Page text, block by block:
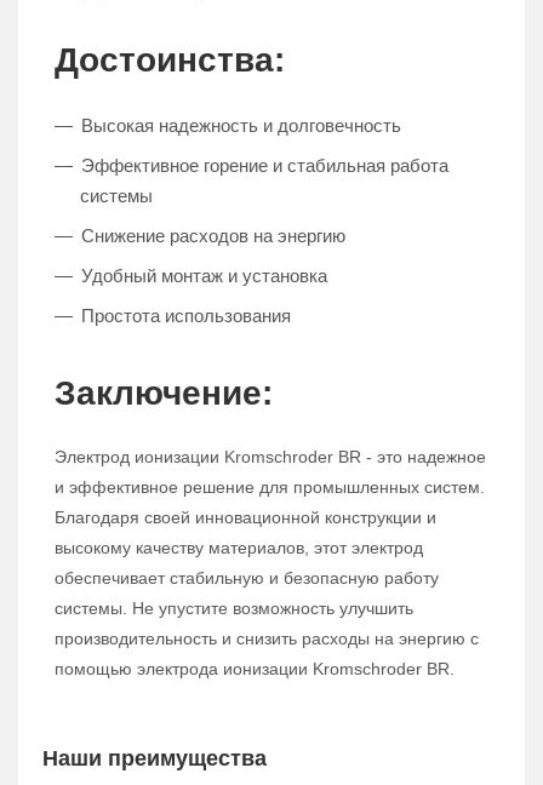
Достоинства:
Высокая надежность и долговечность
Эффективное горение и стабильная работа
системы
Снижение расходов на энергию
Удобный монтаж и установка
Простота использования
Заключение:
Электрод ионизации Kromschroder BR - это надежное
и эффективное решение для промышленных систем.
Благодаря своей инновационной конструкции и
высокому качеству материалов, этот электрод
обеспечивает стабильную и безопасную работу
системы. Не упустите возможность улучшить
производительность и снизить расходы на энергию с
помощью электрода ионизации Kromschroder BR.
Наши преимущества